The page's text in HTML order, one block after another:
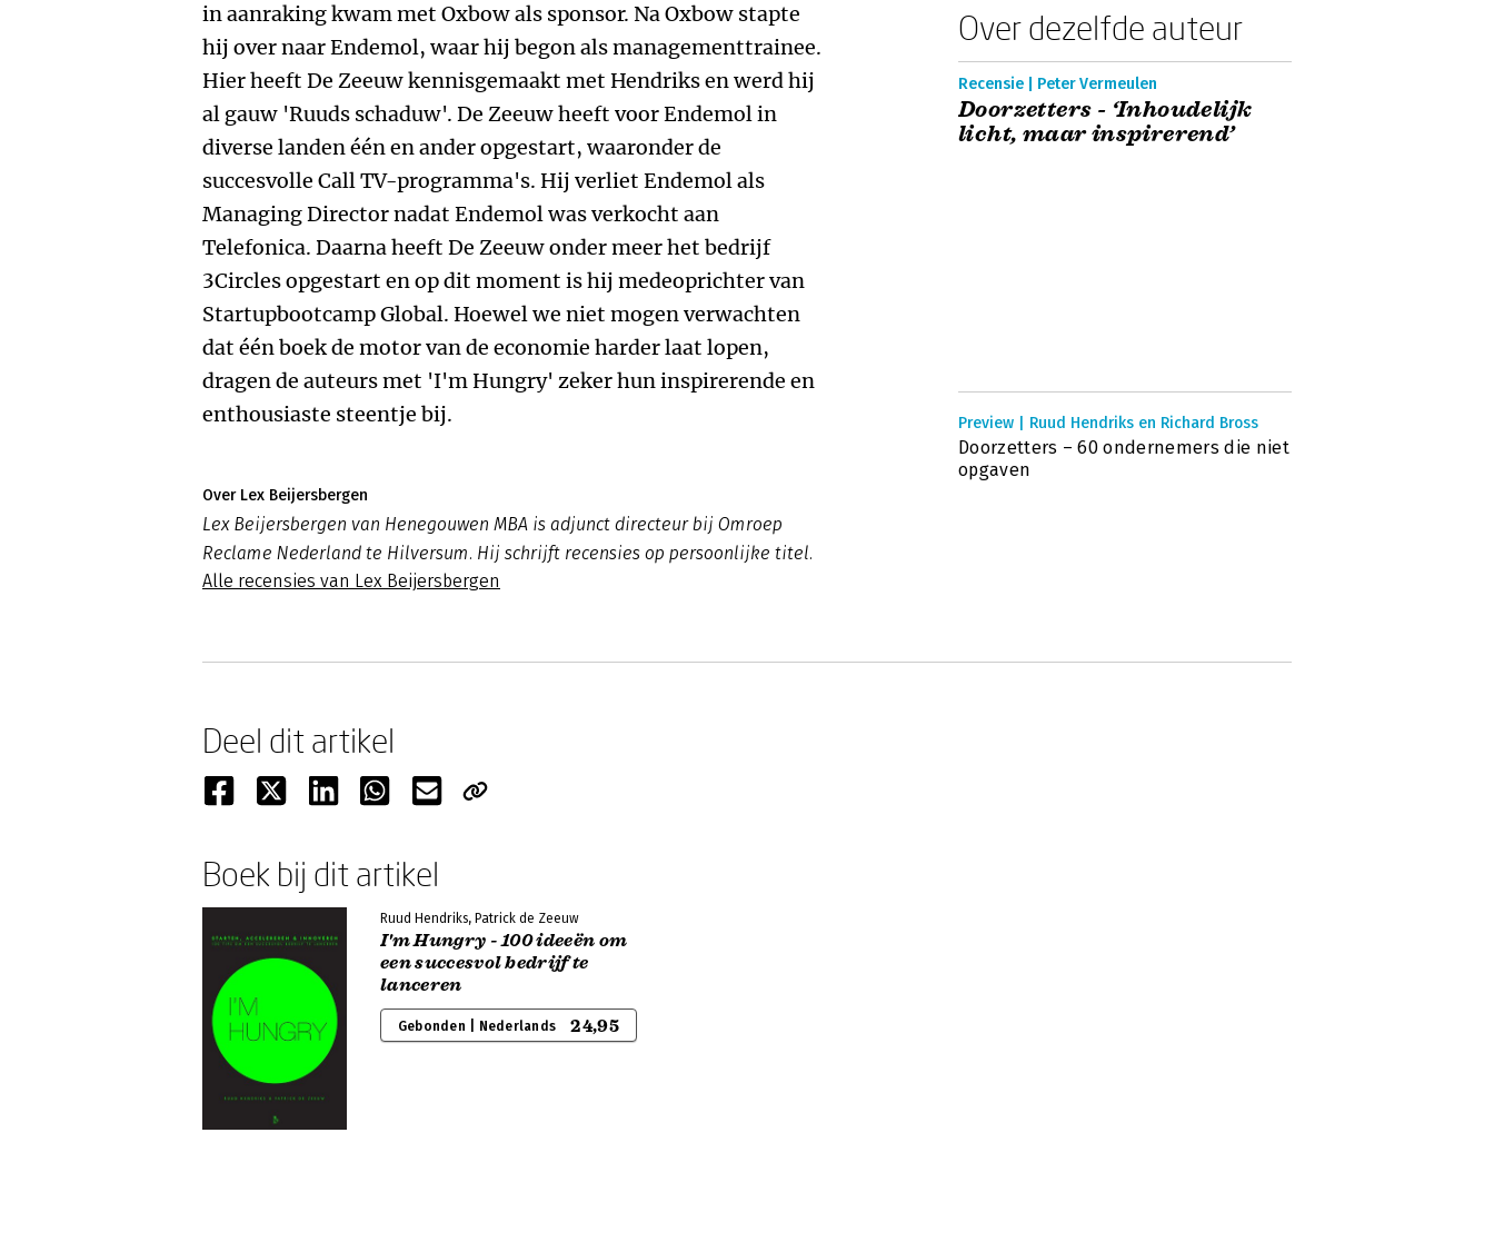
in aanraking kwam met Oxbow als sponsor. Na Oxbow stapte
hij over naar Endemol, waar hij begon als managementtrainee.
Hier heeft De Zeeuw kennisgemaakt met Hendriks en werd hij
al gauw 'Ruuds schaduw'. De Zeeuw heeft voor Endemol in
diverse landen één en ander opgestart, waaronder de
succesvolle Call TV-programma's. Hij verliet Endemol als
Managing Director nadat Endemol was verkocht aan
Telefonica. Daarna heeft De Zeeuw onder meer het bedrijf
3Circles opgestart en op dit moment is hij medeoprichter van
Startupbootcamp Global. Hoewel we niet mogen verwachten
dat één boek de motor van de economie harder laat lopen,
dragen de auteurs met 'I'm Hungry' zeker hun inspirerende en
enthousiaste steentje bij.
Over Lex Beijersbergen
Lex Beijersbergen van Henegouwen MBA is adjunct directeur bij Omroep
Reclame Nederland te Hilversum. Hij schrijft recensies op persoonlijke titel.
Alle recensies van Lex Beijersbergen
Over dezelfde auteur
Recensie | Peter Vermeulen
Doorzetters - ‘Inhoudelijk
licht, maar inspirerend’
Preview | Ruud Hendriks en Richard Bross
Doorzetters – 60 ondernemers die niet
opgaven
Deel dit artikel
Boek bij dit artikel
Ruud Hendriks, Patrick de Zeeuw
I'm Hungry - 100 ideeën om
een succesvol bedrijf te
lanceren
Gebonden | Nederlands 24,95